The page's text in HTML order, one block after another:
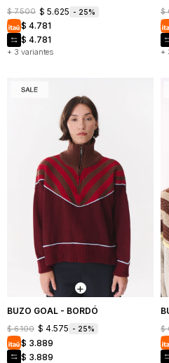
+ 3 variantes
$ 7.500 $ 5.625 25
$ 4.781
$ 4.781
+
$
BUZO GOAL - BORDÓ
$ 6.100 $ 4.575 25
$ 3.889
$ 3.889
$